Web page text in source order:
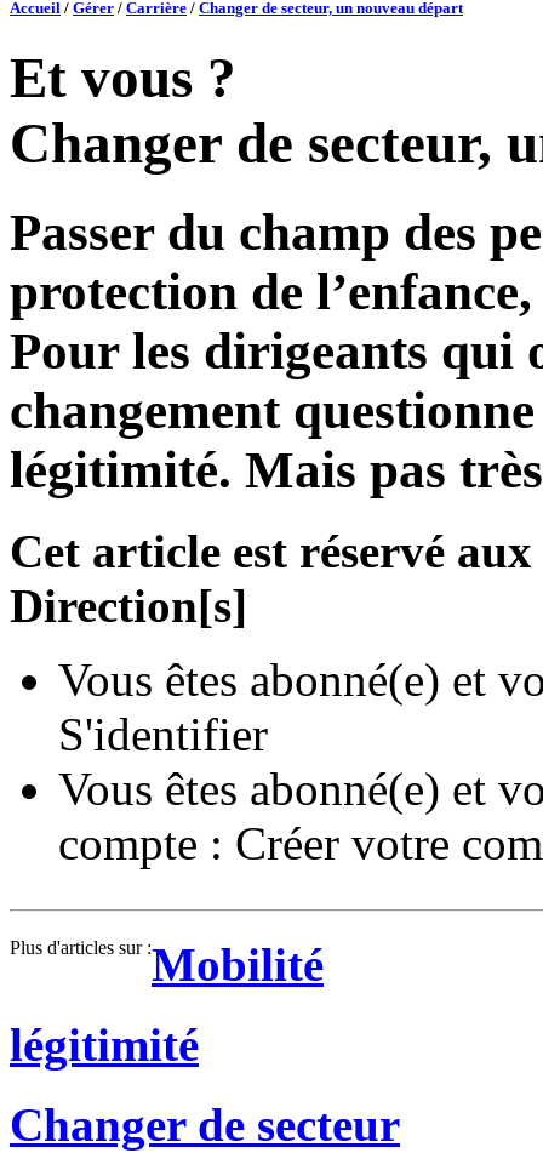
Accueil / Gérer / Carrière / Changer de secteur, un nouveau départ
Et vous ?
Changer de secteur,
Passer du champ des
protection de
Pour les dirigeants qui
changement
légitimité. Mais pas
Cet article est réservé
Direction[s]
Vous êtes abonné(e) et
S'identifier
Vous êtes abonné(e) et
compte : Créer votre
Plus d'articles sur :Mobilité
légitimité
Changer de secteur